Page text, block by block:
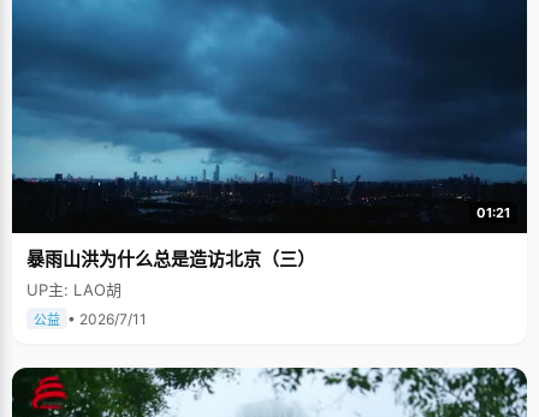
01:21
暴雨山洪为什么总是造访北京（三）
UP主: LAO胡
公益 • 2026/7/11